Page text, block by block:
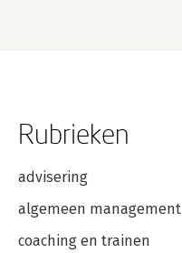
Rubrieken
advisering
algemeen management
coaching en trainen